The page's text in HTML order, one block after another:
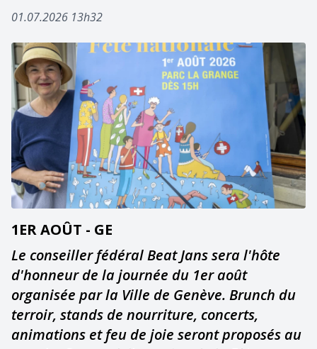
01.07.2026 13h32
1ER AOÛT - GE
Le conseiller fédéral Beat Jans sera l'hôte
d'honneur de la journée du 1er août
organisée par la Ville de Genève. Brunch du
terroir, stands de nourriture, concerts,
animations et feu de joie seront proposés au